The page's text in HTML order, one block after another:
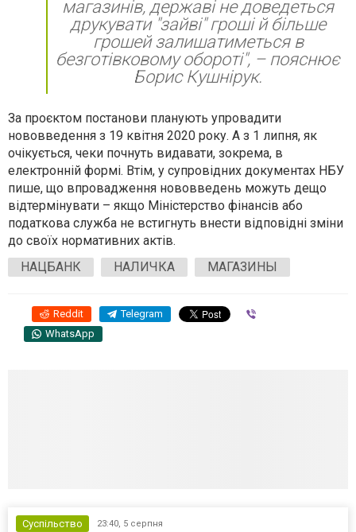
магазинів, державі не доведеться
друкувати "зайві" гроші й більше
грошей залишатиметься в
безготівковому обороті", – пояснює
Борис Кушнірук.
За проєктом постанови планують упровадити
нововведення з 19 квітня 2020 року. А з 1 липня, як
очікується, чеки почнуть видавати, зокрема, в
електронній формі. Втім, у супровідних документах НБУ
пише, що впровадження нововведень можуть дещо
відтермінувати – якщо Міністерство фінансів або
податкова служба не встигнуть внести відповідні зміни
до своїх нормативних актів.
НАЦБАНК
НАЛИЧКА МАГАЗИНЫ
Reddit Telegram
WhatsApp
Суспільство 23:40, 5 серпня